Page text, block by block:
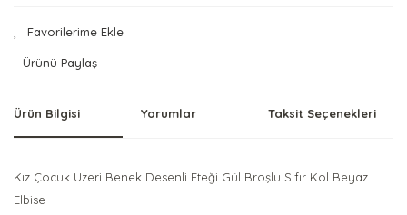
Ürünü Paylaş
Ürün Bilgisi Yorumlar Taksit Seçenekleri
Kız Çocuk Üzeri Benek Desenli Eteği Gül Broşlu Sıfır Kol Beyaz
Elbise